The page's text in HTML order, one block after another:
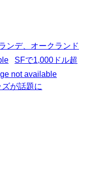
ンデ、オークランド
SFで1,000ドル超
が話題に